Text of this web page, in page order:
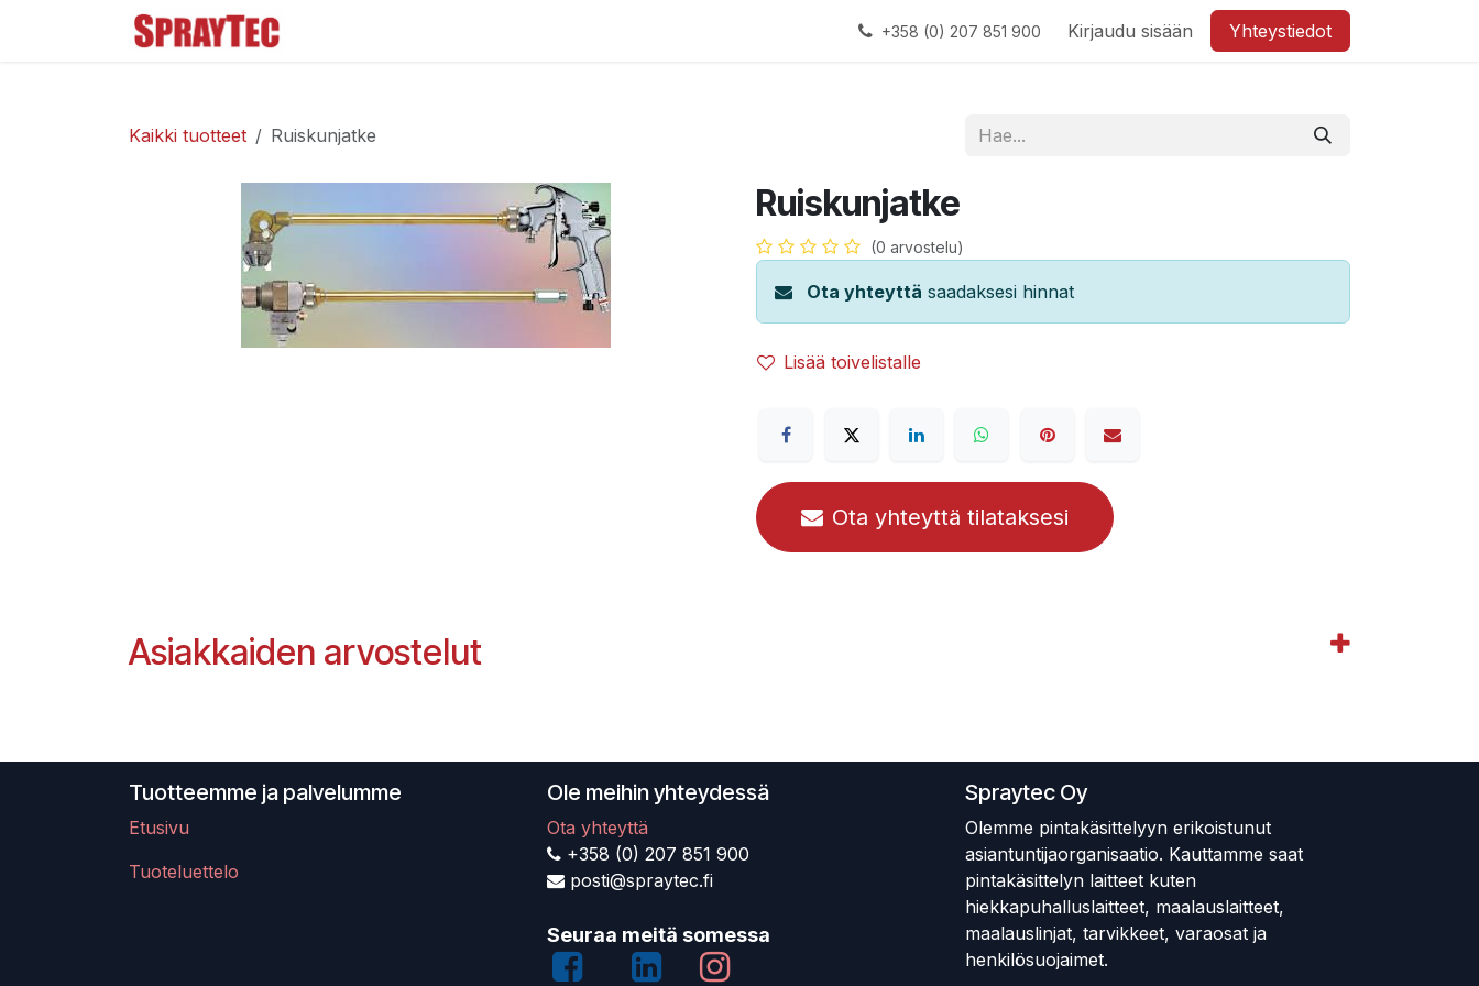
+358 (0) 207 851 900 Kirjaudu sisään Yhteystiedot
Kaikki tuotteet Ruiskunjatke
Ruiskunjatke
(0 arvostelu)
Ota yhteyttä saadaksesi hinnat
Lisää toivelistalle
Ota yhteyttä tilataksesi
Asiakkaiden arvostelut
Tuotteemme ja palvelumme
Etusivu
Tuoteluettelo
Ole meihin yhteydessä
Ota yhteyttä
+358 (0) 207 851 900
posti@spraytec.fi
Seuraa meitä somessa
Spraytec Oy
Olemme pintakäsittelyyn erikoistunut
asiantuntijaorganisaatio. Kauttamme saat
pintakäsittelyn laitteet kuten
hiekkapuhalluslaitteet, maalauslaitteet,
maalauslinjat, tarvikkeet, varaosat ja
henkilösuojaimet.